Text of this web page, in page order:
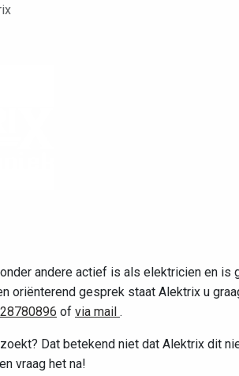
andere actief is als elektricien en is
oriënterend gesprek staat Alektrix u
of via mail .
Dat betekend niet dat Alektrix dit
vraag het na!